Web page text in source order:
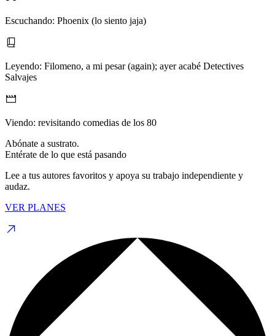
Escuchando: Phoenix (lo siento jaja)
Leyendo: Filomeno, a mi pesar (again); ayer acabé Detectives
Salvajes
Viendo: revisitando comedias de los 80
Abónate a sustrato.
Entérate de lo que está pasando
Lee a tus autores favoritos y apoya su trabajo independiente y
audaz.
VER PLANES